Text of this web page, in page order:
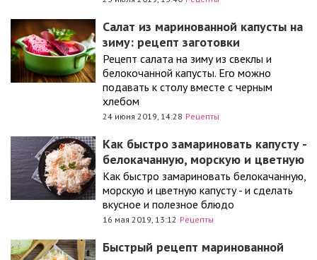
Салат из маринованной капусты на
зиму: рецепт заготовки
Рецепт салата на зиму из свеклы и
белокочанной капусты. Его можно
подавать к столу вместе с черным
хлебом
24 июня 2019, 14:28 Рецепты
Как быстро замариновать капусту -
белокачанную, морскую и цветную
Как быстро замариновать белокачанную,
морскую и цветную капусту - и сделать
вкусное и полезное блюдо
16 мая 2019, 13:12 Рецепты
Быстрый рецепт маринованной